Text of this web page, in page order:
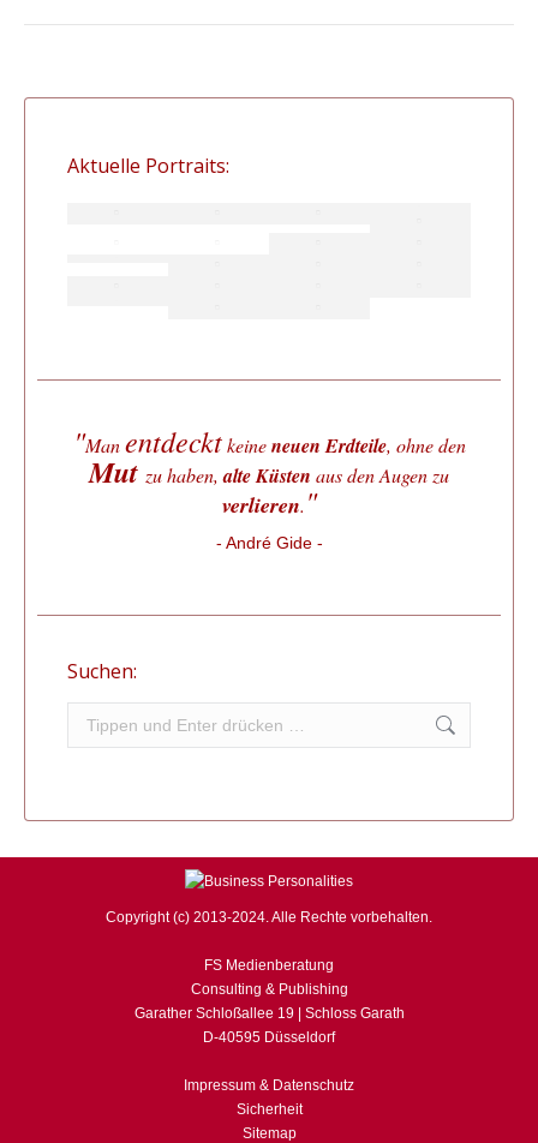
Aktuelle Portraits:
"Manentdecktkeineneuen Erdteile, ohne den
Mut zu haben,alte Küsten aus den Augen zu
verlieren. "
- André Gide -
Suchen:
Copyright (c) 2013-2024. Alle Rechte vorbehalten.
FS Medienberatung
Consulting & Publishing
Garather Schloßallee 19 | Schloss Garath
D-40595 Düsseldorf
Impressum & Datenschutz
Sicherheit
Sitemap